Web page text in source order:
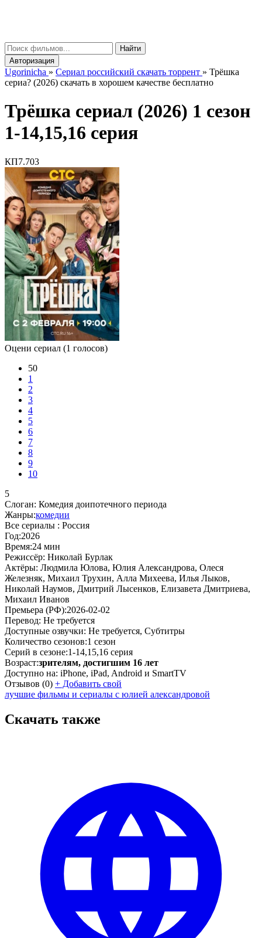
Найти
Авторизация
Ugorinicha » Сериал российский скачать торрент » Трёшка
сериа? (2026) скачать в хорошем качестве бесплатно
Трёшка сериал (2026) 1 сезон
1-14,15,16 серия
КП7.703
Оцени сериал (1 голосов)
50
1
2
3
4
5
6
7
8
9
10
5
Слоган: Комедия доипотечного периода
Жанры:комедии
Все сериалы : Россия
Год:2026
Время:24 мин
Режиссёр: Николай Бурлак
Актёры: Людмила Юлова, Юлия Александрова, Олеся
Железняк, Михаил Трухин, Алла Михеева, Илья Лыков,
Николай Наумов, Дмитрий Лысенков, Елизавета Дмитриева,
Михаил Иванов
Премьера (РФ):2026-02-02
Перевод: Не требуется
Доступные озвучки: Не требуется, Субтитры
Количество сезонов:1 сезон
Серий в сезоне:1-14,15,16 серия
Возраст:зрителям, достигшим 16 лет
Доступно на: iPhone, iPad, Android и SmartTV
Отзывов (0) + Добавить свой
лучшие фильмы и сериалы с юлией александровой
Скачать также